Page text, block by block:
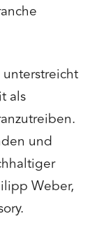
als
und
Weber,